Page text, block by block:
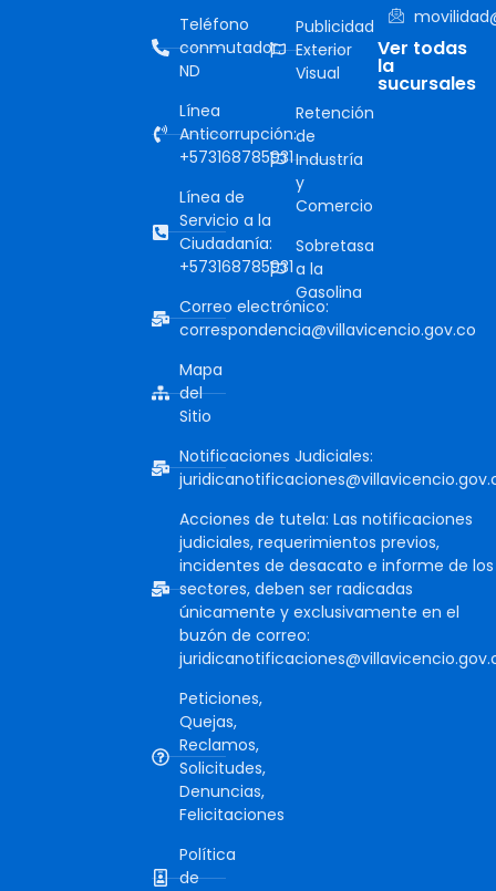
Teléfono
conmutador:
ND
Línea
Anticorrupción:
+573168785931
Línea de
Servicio a la
Ciudadanía:
+573168785931
Correo electrónico:
correspondencia@villavicencio.gov.co
Mapa
del
Sitio
Notificaciones Judiciales:
Acciones de tutela: Las notificaciones
judiciales, requerimientos previos,
incidentes de desacato e informe de los
sectores, deben ser radicadas
únicamente y exclusivamente en el
buzón de correo:
Peticiones,
Quejas,
Reclamos,
Solicitudes,
Denuncias,
Felicitaciones
Política
de
Publicidad
Exterior
Visual
Retención
de
Industría
y
Comercio
Sobretasa
a la
Gasolina
Ver todas
la
sucursales